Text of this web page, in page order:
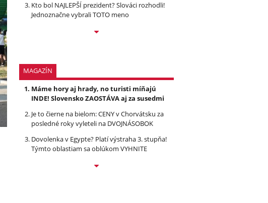
Kto bol NAJLEPŠÍ prezident? Slováci rozhodli!
Jednoznačne vybrali TOTO meno
MAGAZÍN
Máme hory aj hrady, no turisti míňajú
INDE! Slovensko ZAOSTÁVA aj za susedmi
Je to čierne na bielom: CENY v Chorvátsku za
posledné roky vyleteli na DVOJNÁSOBOK
Dovolenka v Egypte? Platí výstraha 3. stupňa!
Týmto oblastiam sa oblúkom VYHNITE